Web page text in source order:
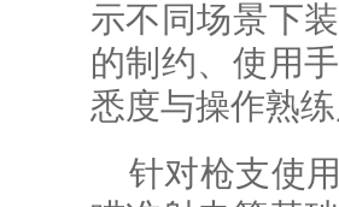
示不同场景下
的制约、使用
悉度与操作熟练
针对枪支使